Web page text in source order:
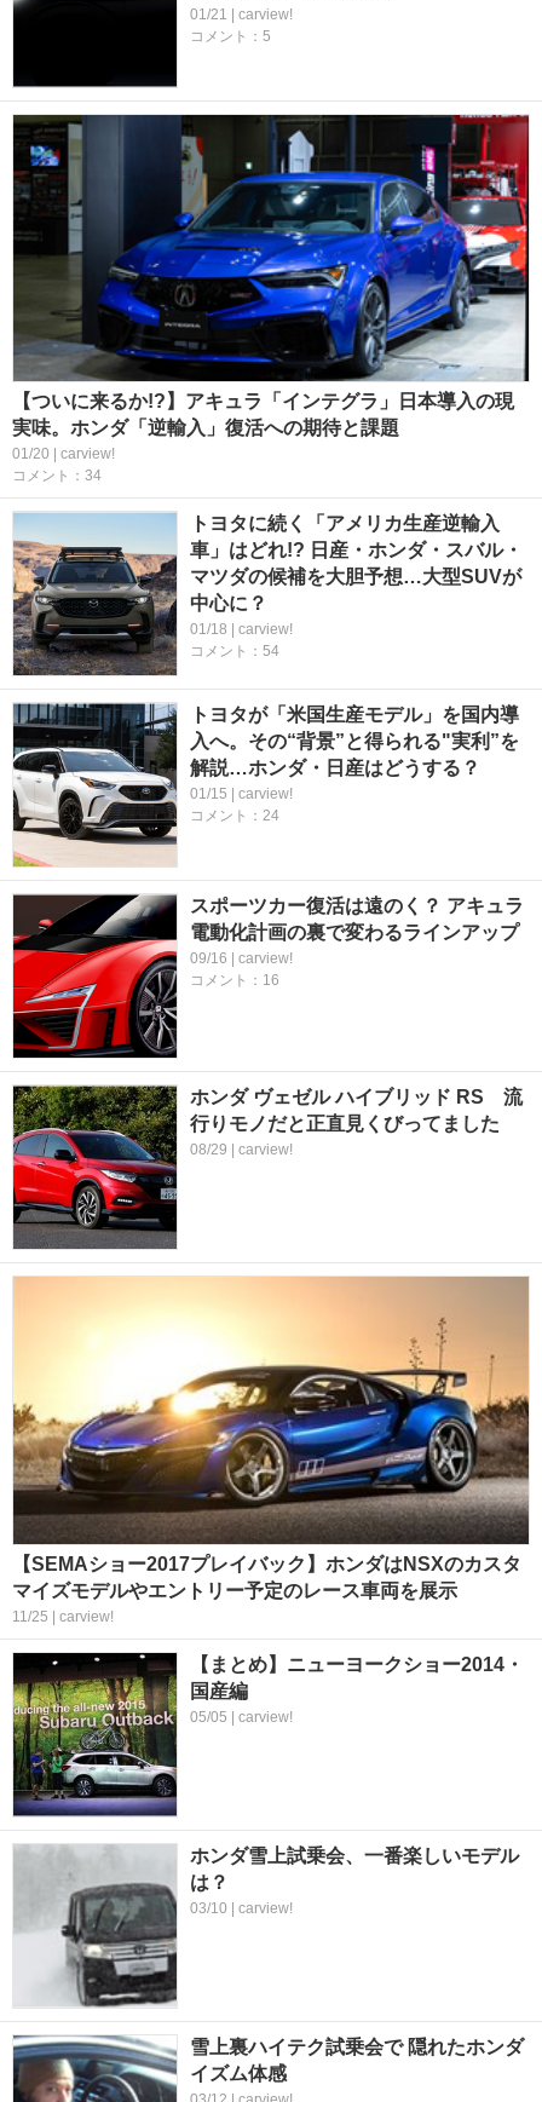
01/21 | carview!
コメント：5
【ついに来るか!?】アキュラ「インテグラ」日本導入の現
実味。ホンダ「逆輸入」復活への期待と課題
01/20 | carview!
コメント：34
トヨタに続く「アメリカ生産逆輸入
車」はどれ!? 日産・ホンダ・スバル・
マツダの候補を大胆予想…大型SUVが
中心に？
01/18 | carview!
コメント：54
トヨタが「米国生産モデル」を国内導
入へ。その“背景”と得られる"実利”を
解説…ホンダ・日産はどうする？
01/15 | carview!
コメント：24
スポーツカー復活は遠のく？ アキュラ
電動化計画の裏で変わるラインアップ
09/16 | carview!
コメント：16
ホンダ ヴェゼル ハイブリッド RS 流
行りモノだと正直見くびってました
08/29 | carview!
【SEMAショー2017プレイバック】ホンダはNSXのカスタ
マイズモデルやエントリー予定のレース車両を展示
11/25 | carview!
【まとめ】ニューヨークショー2014・
国産編
05/05 | carview!
ホンダ雪上試乗会、一番楽しいモデル
は？
03/10 | carview!
雪上裏ハイテク試乗会で 隠れたホンダ
イズム体感